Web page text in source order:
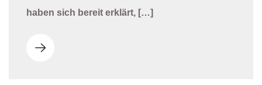
haben sich bereit erklärt, […]